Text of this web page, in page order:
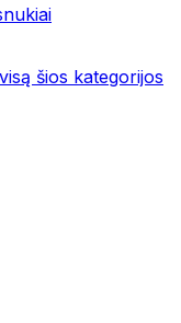
šios kategorijos